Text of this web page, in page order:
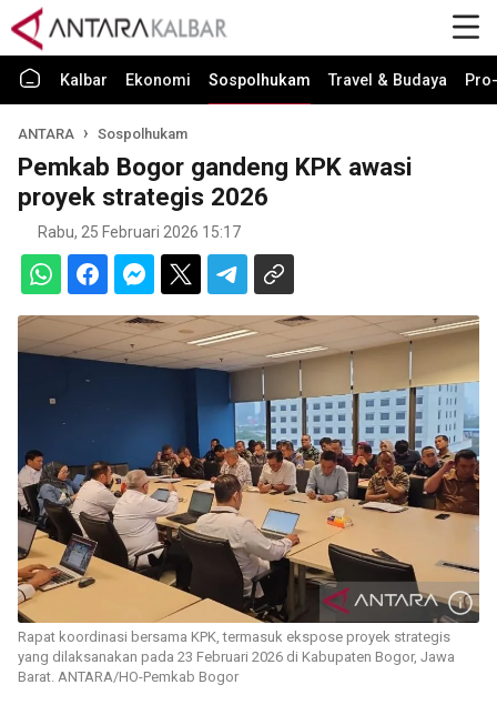
Kalbar Ekonomi Sospolhukam Travel & Budaya
ANTARA Sospolhukam
Pemkab Bogor gandeng KPK awasi
proyek strategis 2026
Rabu, 25 Februari 2026 15:17
Rapat koordinasi bersama KPK, termasuk ekspose proyek strategis
yang dilaksanakan pada 23 Februari 2026 di Kabupaten Bogor, Jawa
Barat. ANTARA/HO-Pemkab Bogor